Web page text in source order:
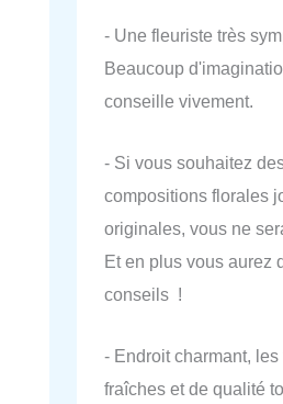
- Une fleuriste très
Beaucoup
conseille vivement.
- Si vous souhaitez
compositions florales
originales, vous ne
Et en plus vous aurez
conseils !
- Endroit charmant, les
fraîches et de qualité